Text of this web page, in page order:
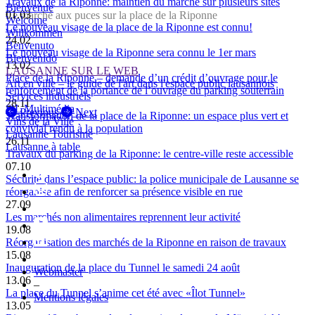
Le marché aux puces sur la place de la Riponne
Previous Next
01.03
Le nouveau visage de la place de la Riponne est connu!
24.02
Le nouveau visage de la Riponne sera connu le 1er mars
13.02
Place de la Riponne – demande d’un crédit d’ouvrage pour le
renforcement de la portance de l’ouvrage du parking souterrain
28.11
Transformation de la place de la Riponne: un espace plus vert et
convivial rendu à la population
26.11
Travaux du parking de la Riponne: le centre-ville reste accessible
07.10
Sécurité dans l’espace public: la police municipale de Lausanne se
réorganise afin de renforcer sa présence visible en rue
27.09
Les marchés non alimentaires reprennent leur activité
19.08
Réorganisation des marchés de la Riponne en raison de travaux
15.08
Inauguration de la place du Tunnel le samedi 24 août
13.06
La place du Tunnel s’anime cet été avec «Îlot Tunnel»
13.05
Bienvenue
Welcome
Willkommen
Benvenuto
Bienvenido
LAUSANNE SUR LE WEB
Art en ville – le guide de l'art dans l'espace public lausannois
Services industriels
SiL Multimédia
Vins de la Ville
Lausanne Tourisme
Lausanne à table
Webmaster
–
Mentions légales